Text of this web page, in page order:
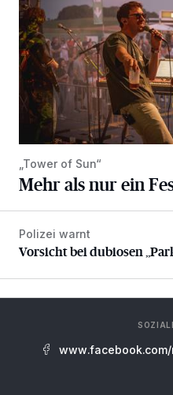
„Tower of Sun“
Mehr als nur ein
Vorsicht bei dubiosen
Polizei warnt
Vorsicht bei dubiosen